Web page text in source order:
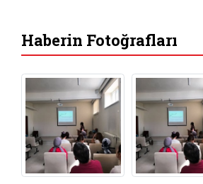
Haberin Fotoğrafları